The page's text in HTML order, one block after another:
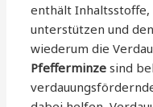
enthält
unterstützen und
wiederum die
Pfefferminze sind